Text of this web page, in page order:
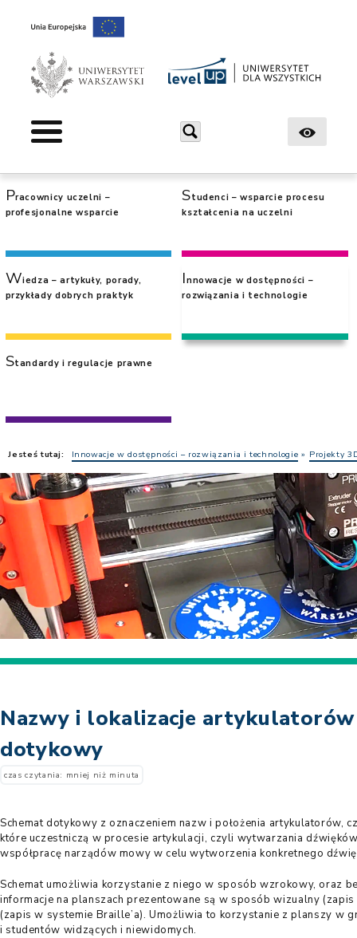
Centrum Wiedzy Innowacji Standardów
Level Up – Uniwersytet dla wszystkich
Pracownicy uczelni –
profesjonalne wsparcie
Studenci – wsparcie procesu
kształcenia na uczelni
Wiedza – artykuły, porady,
przykłady dobrych praktyk
Innowacje w dostępności –
rozwiązania i technologie
Standardy i regulacje prawne
Jesteś tutaj: Innowacje w dostępności – rozwiązania i technologie Projekty
Nazwy i lokalizacje artykulatorów
dotykowy
czas czytania: mniej niż minuta
Schemat dotykowy z oznaczeniem nazw i położenia artykulatorów,
które uczestniczą w procesie artykulacji, czyli wytwarzania
współpracę narządów mowy w celu wytworzenia konkretnego
Schemat umożliwia korzystanie z niego w sposób wzrokowy, oraz
informacje na planszach prezentowane są w sposób wizualny
(zapis w systemie Braille’a). Umożliwia to korzystanie z planszy w
i studentów widzących i niewidomych.